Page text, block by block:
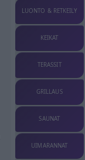
LUONTO & RETKEILY
KEIKAT
TERASSIT
GRILLAUS
SAUNAT
UIMARANNAT